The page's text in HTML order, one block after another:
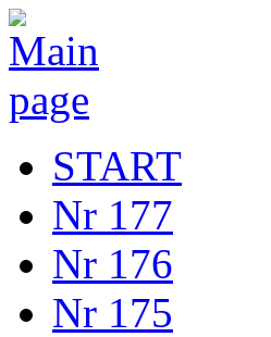
START
Nr 177
Nr 176
Nr 175